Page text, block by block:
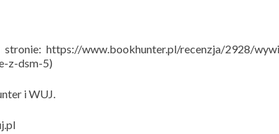
https://www.bookhunter.pl/recenzja/2928/
z-dsm-5)
i WUJ.